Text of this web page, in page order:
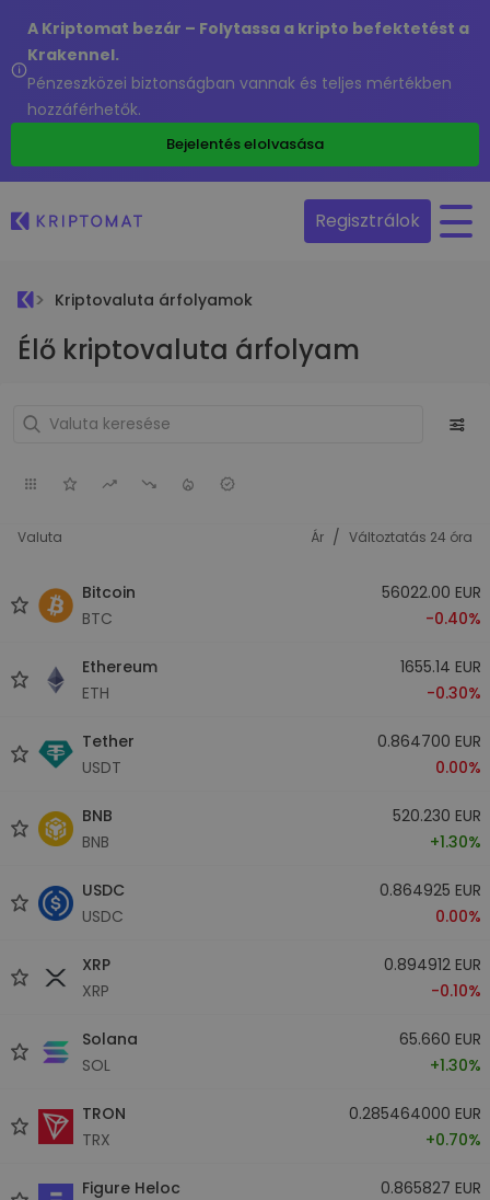
A Kriptomat bezár – Folytassa a kripto befektetést a
Krakennel.
Pénzeszközei biztonságban vannak és teljes mértékben
hozzáférhetők.
Bejelentés elolvasása
Regisztrálok
Kriptovaluta árfolyamok
Élő kriptovaluta árfolyam
Valuta Ár / Változtatás 24 óra
Bitcoin
BTC
56022.00 EUR
-0.40%
Ethereum
ETH
1655.14 EUR
-0.30%
Tether
USDT
0.864700 EUR
0.00%
BNB
BNB
520.230 EUR
+1.30%
USDC
USDC
0.864925 EUR
0.00%
XRP
XRP
0.894912 EUR
-0.10%
Solana
SOL
65.660 EUR
+1.30%
TRON
TRX
0.285464000 EUR
+0.70%
Figure Heloc
0.865827 EUR